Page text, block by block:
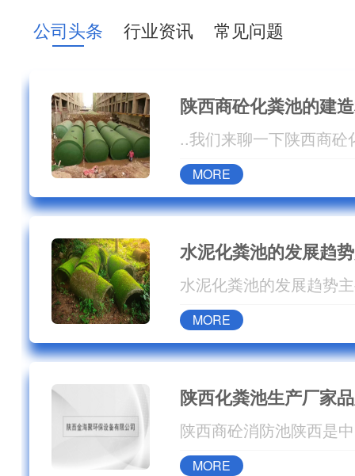
北、合肥、
西安、成都
公司头条 行业资讯 常见问题
陕西商砼化粪池的建
MORE
水泥化粪池的发展趋
MORE
陕西化粪池生产厂家
MORE